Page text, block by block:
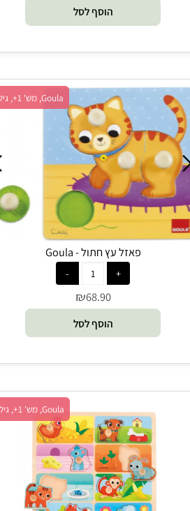
פאזל עץ תרנגול ואפרוח - Goula
₪68.90
הוסף לסל
Goula, מש' 1+, גיל 1+
פאזל עץ חתול - Goula
Goula, מש' 1+, גיל 2+